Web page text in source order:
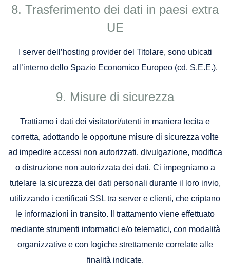
Trasferimento dei dati in paesi extra
UE
I server dell’hosting provider del Titolare, sono ubicati
all’interno dello Spazio Economico Europeo (cd. S.E.E.).
Misure di sicurezza
Trattiamo i dati dei visitatori/utenti in maniera lecita e
corretta, adottando le opportune misure di sicurezza volte
ad impedire accessi non autorizzati, divulgazione, modifica
o distruzione non autorizzata dei dati. Ci impegniamo a
tutelare la sicurezza dei dati personali durante il loro invio,
utilizzando i certificati SSL tra server e clienti, che criptano
le informazioni in transito. Il trattamento viene effettuato
mediante strumenti informatici e/o telematici, con modalità
organizzative e con logiche strettamente correlate alle
finalità indicate.